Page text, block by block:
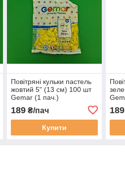
Повітряні кульки пастель
жовтий 5" (13 см) 100 шт
Gemar (1 пач.)
189₴/пач
Купити
189